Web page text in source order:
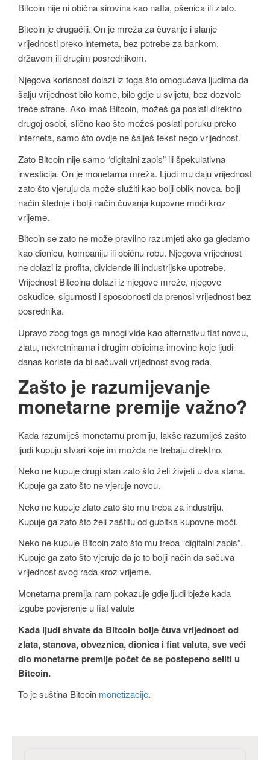
Bitcoin nije ni obična sirovina kao nafta, pšenica ili zlato.
Bitcoin je drugačiji. On je mreža za čuvanje i slanje
vrijednosti preko interneta, bez potrebe za bankom,
državom ili drugim posrednikom.
Njegova korisnost dolazi iz toga što omogućava ljudima da
šalju vrijednost bilo kome, bilo gdje u svijetu, bez dozvole
treće strane. Ako imaš Bitcoin, možeš ga poslati direktno
drugoj osobi, slično kao što možeš poslati poruku preko
interneta, samo što ovdje ne šalješ tekst nego vrijednost.
Zato Bitcoin nije samo “digitalni zapis” ili špekulativna
investicija. On je monetarna mreža. Ljudi mu daju vrijednost
zato što vjeruju da može služiti kao bolji oblik novca, bolji
način štednje i bolji način čuvanja kupovne moći kroz
vrijeme.
Bitcoin se zato ne može pravilno razumjeti ako ga gledamo
kao dionicu, kompaniju ili običnu robu. Njegova vrijednost
ne dolazi iz profita, dividende ili industrijske upotrebe.
Vrijednost Bitcoina dolazi iz njegove mreže, njegove
oskudice, sigurnosti i sposobnosti da prenosi vrijednost bez
posrednika.
Upravo zbog toga ga mnogi vide kao alternativu fiat novcu,
zlatu, nekretninama i drugim oblicima imovine koje ljudi
danas koriste da bi sačuvali vrijednost svog rada.
Zašto je razumijevanje
monetarne premije važno?
Kada razumiješ monetarnu premiju, lakše razumiješ zašto
ljudi kupuju stvari koje im možda ne trebaju direktno.
Neko ne kupuje drugi stan zato što želi živjeti u dva stana.
Kupuje ga zato što ne vjeruje novcu.
Neko ne kupuje zlato zato što mu treba za industriju.
Kupuje ga zato što želi zaštitu od gubitka kupovne moći.
Neko ne kupuje Bitcoin zato što mu treba “digitalni zapis”.
Kupuje ga zato što vjeruje da je to bolji način da sačuva
vrijednost svog rada kroz vrijeme.
Monetarna premija nam pokazuje gdje ljudi bježe kada
izgube povjerenje u fiat valute
Kada ljudi shvate da Bitcoin bolje čuva vrijednost od
zlata, stanova, obveznica, dionica i fiat valuta, sve veći
dio monetarne premije počet će se postepeno seliti u
Bitcoin.
To je suština Bitcoin monetizacije.